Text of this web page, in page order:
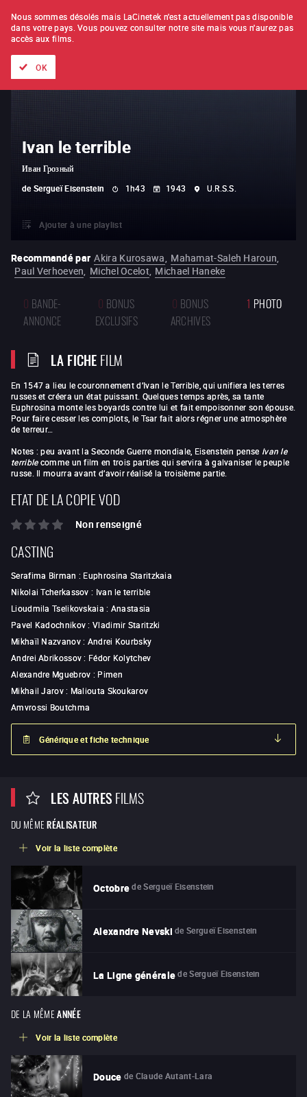
À L'UNITÉ ABONNEMENT
Ivan le terrible
Иван Грозный
de Sergueï Eisenstein 1h43 1943 U.R.S.S.
Ajouter à une playlist
Recommandé par Akira Kurosawa, Mahamat-Saleh Haroun,
Paul Verhoeven, Michel Ocelot, Michael Haneke
0 BANDE-
ANNONCE
0 BONUS
EXCLUSIFS
0 BONUS
ARCHIVES
1 PHOTO
LA FICHEFILM
En 1547 a lieu le couronnement d’Ivan le Terrible, qui unifiera les terres
russes et créera un état puissant. Quelques temps après, sa tante
Euphrosina monte les boyards contre lui et fait empoisonner son épouse.
Pour faire cesser les complots, le Tsar fait alors régner une atmosphère
de terreur…
Notes : peu avant la Seconde Guerre mondiale, Eisenstein pense Ivan le
terriblecomme un film en trois parties qui servira à galvaniser le peuple
russe. Il mourra avant d’avoir réalisé la troisième partie.
ETAT DE LA COPIE VOD
Non renseigné
CASTING
Serafima Birman : Euphrosina Staritzkaia
Nikolai Tcherkassov : Ivan le terrible
Lioudmila Tselikovskaia : Anastasia
Pavel Kadochnikov:Vladimir Staritzki
Mikhaïl Nazvanov: Andrei Kourbsky
Andrei Abrikossov: Fédor Kolytchev
Alexandre Mguebrov : Pimen
Mikhail Jarov: Maliouta Skoukarov
Amvrossi Boutchma
Générique et fiche technique
LES AUTRESFILMS
DU MÊME RÉALISATEUR
Voir la liste complète
Octobre de Sergueï Eisenstein
Alexandre Nevski de Sergueï Eisenstein
La Ligne générale de Sergueï Eisenstein
DE LA MÊME ANNÉE
Voir la liste complète
Douce de Claude Autant-Lara
Nous sommes désolés mais LaCinetek n'est actuellement pas disponible
dans votre pays. Vous pouvez consulter notre site mais vous n'aurez pas
accès aux films.
OK